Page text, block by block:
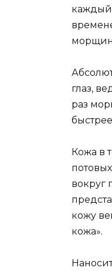
каждый
глаз,
раз
Кожа в
вокруг
кожу
кожа».